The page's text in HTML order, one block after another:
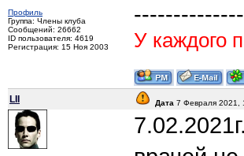
Профиль
Группа: Члены клуба
Сообщений: 26662
ID пользователя: 4619
Регистрация: 15 Ноя 2003
У каждого
LII Дата 7 Февраля 2021,